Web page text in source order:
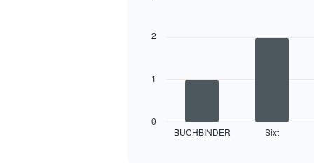
Sixt
BUCHBINDER
0
1
2